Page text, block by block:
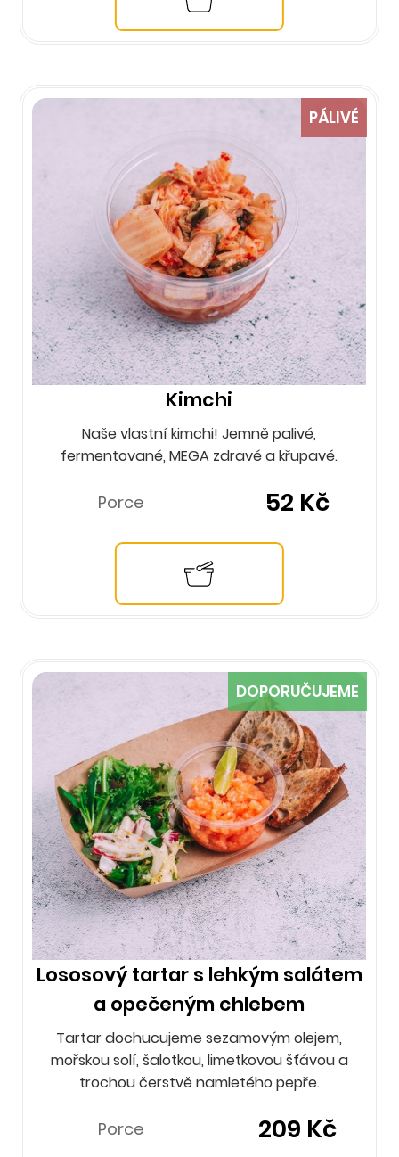
PÁLIVÉ
Kimchi
Naše vlastní kimchi! Jemně palivé,
fermentované, MEGA zdravé a křupavé.
Porce 52 Kč
DOPORUČUJEME
Lososový tartar s lehkým salátem
a opečeným chlebem
Tartar dochucujeme sezamovým olejem,
mořskou solí, šalotkou, limetkovou šťávou a
trochou čerstvě namletého pepře.
Porce 209 Kč